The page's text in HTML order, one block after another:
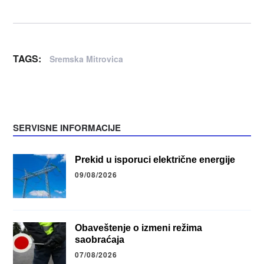
TAGS: Sremska Mitrovica
SERVISNE INFORMACIJE
Prekid u isporuci električne energije
09/08/2026
Obaveštenje o izmeni režima
saobraćaja
07/08/2026